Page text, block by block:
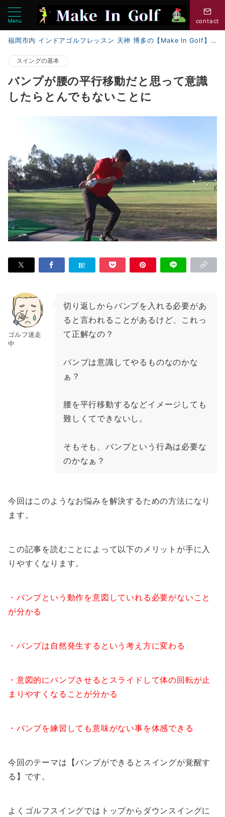
Menu contact
福岡市内 インドアゴルフレッスン 天神 博多の【Make In Golf】
スイングの基本
バンプが腰の平行移動だと思って意識
したらとんでもないことに
ゴルフ迷走
中
切り返しからバンプを入れる必要があ
ると言われることがあるけど、これっ
て正解なの？
バンプは意識してやるものなのかな
ぁ？
腰を平行移動するなどイメージしても
難しくてできないし。
そもそも、バンプという行為は必要な
のかなぁ？
今回はこのようなお悩みを解決するための方法になり
ます。
この記事を読むことによって以下のメリットが手に入
りやすくなります。
・バンプという動作を意図していれる必要がないこと
が分かる
・バンプは自然発生するという考え方に変わる
・意図的にバンプさせるとスライドして体の回転が止
まりやすくなることが分かる
・バンプを練習しても意味がない事を体感できる
今回のテーマは 【バンプができるとスイングが覚醒す
る】 です。
よくゴルフスイングではトップからダウンスイングに